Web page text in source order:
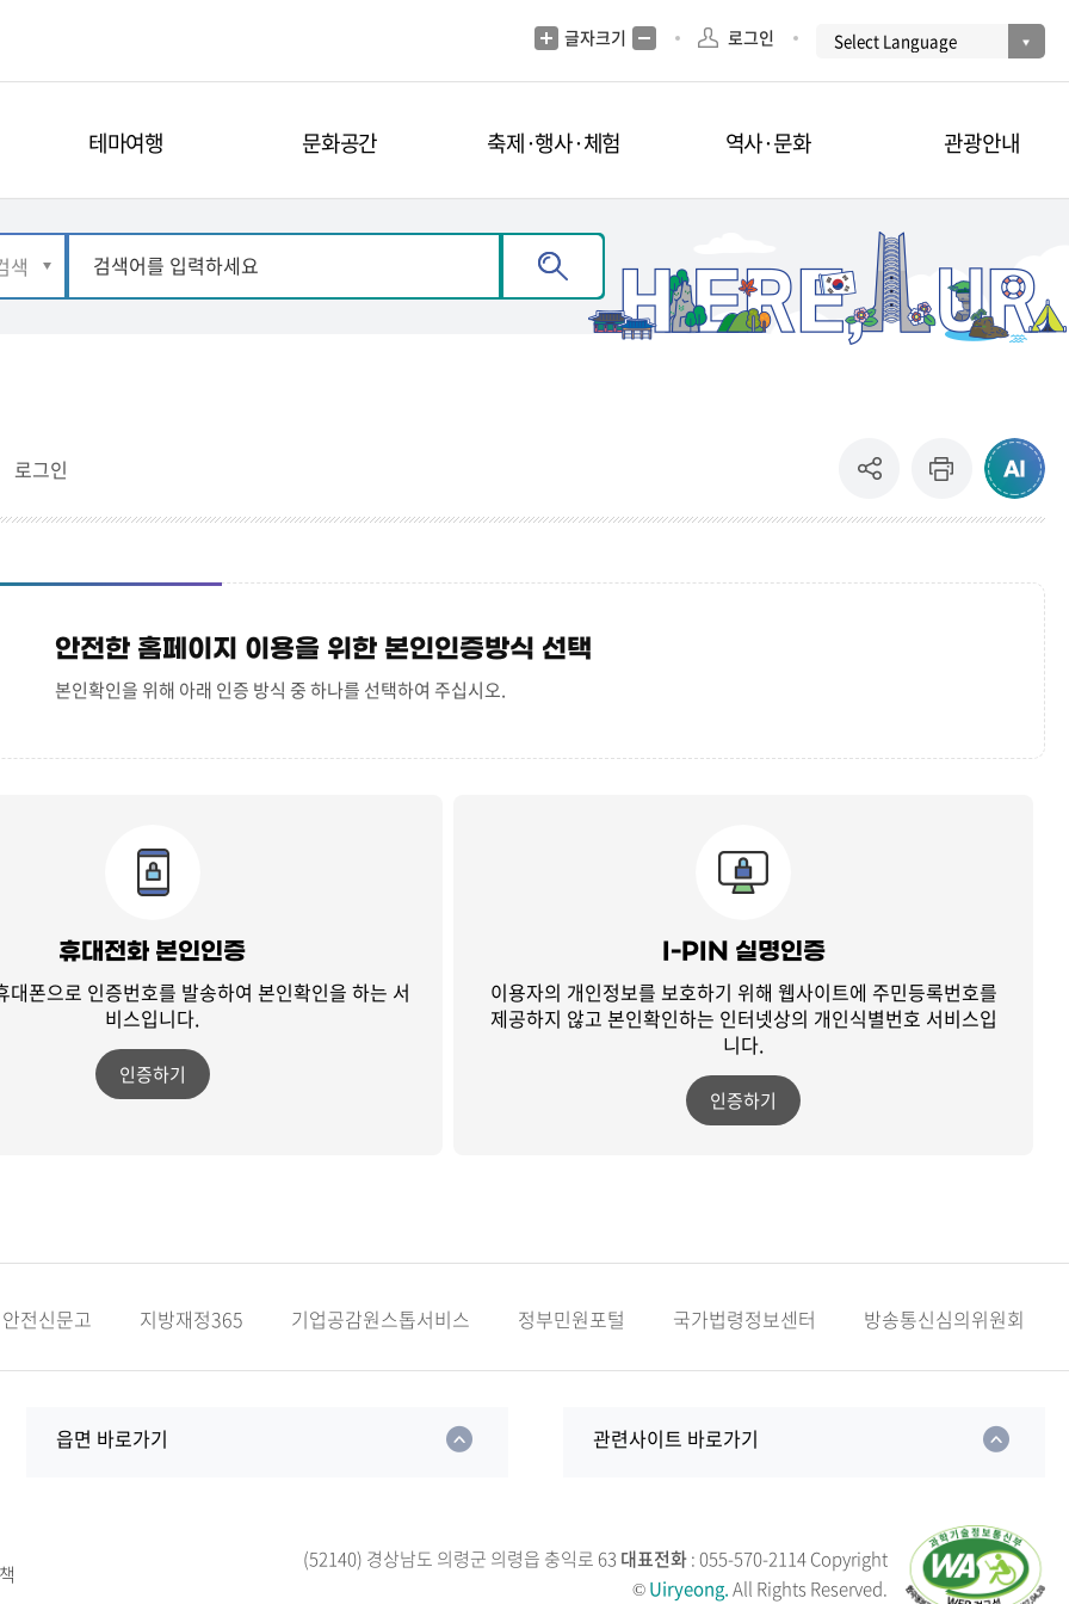
글자크기 로그인
테마여행 문화공간 축제·행사·체험 역사·문화 관광안내
로그인
안전한 홈페이지 이용을 위한 본인인증방식 선택
본인확인을 위해 아래 인증 방식 중 하나를 선택하여 주십시오.
휴대전화 본인인증
대폰으로 인증번호를 발송하여본인확인을 하는 서
비스입니다.
인증하기
I-PIN 실명인증
이용자의 개인정보를 보호하기 위해 웹사이트에 주민등록번호를
제공하지 않고 본인확인하는 인터넷상의 개인식별번호 서비스입
니다.
인증하기
안전신문고 지방재정365 기업공감원스톱서비스 정부민원포털 국가법령정보센터 방송통신심의위원회
읍면 바로가기 관련사이트 바로가기
(52140) 경상남도 의령군 의령읍 충익로 63 대표전화: 055-570-2114Copyright
©Uiryeong.All Rights Reserved.